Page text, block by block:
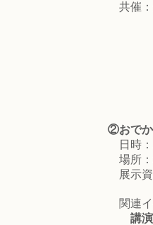
共催：
②おでか
日時：
場所：
展示資
関連イ
講